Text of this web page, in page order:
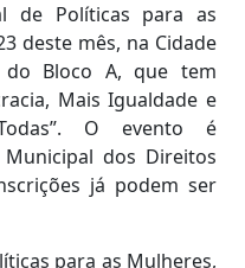
de Políticas para as
deste mês, na Cidade
do Bloco A, que tem
Mais Igualdade e
O evento é
dos Direitos
já podem ser
para as Mulheres,